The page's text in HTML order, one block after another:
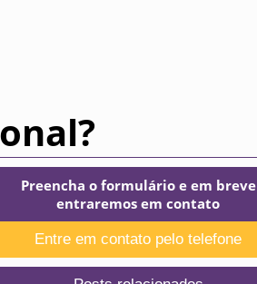
Preencha o formulário e em breve
entraremos em contato
Entre em contato pelo telefone